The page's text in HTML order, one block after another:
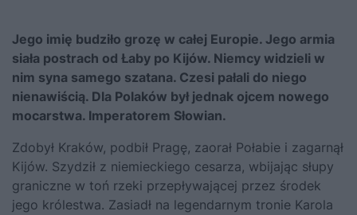
Jego imię budziło grozę w całej Europie. Jego armia
siała postrach od Łaby po Kijów. Niemcy widzieli w
nim syna samego szatana. Czesi pałali do niego
nienawiścią. Dla Polaków był jednak ojcem nowego
mocarstwa. Imperatorem Słowian.
Zdobył Kraków, podbił Pragę, zaorał Połabie i zagarnął
Kijów. Szydził z niemieckiego cesarza, wbijając słupy
graniczne w toń rzeki przepływającej przez środek
jego królestwa. Zasiadł na legendarnym tronie Karola